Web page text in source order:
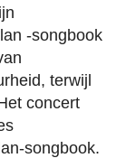
-songbook
terwijl
concert
songbook.